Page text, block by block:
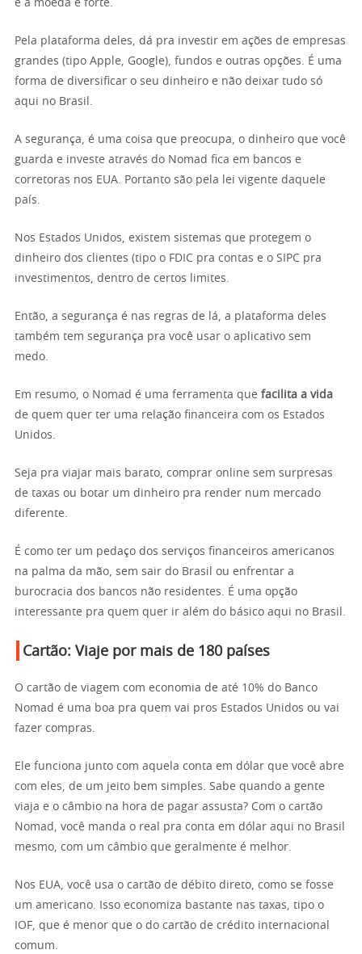
e a moeda é forte.
Pela plataforma deles, dá pra investir em ações de empresas
grandes (tipo Apple, Google), fundos e outras opções. É uma
forma de diversificar o seu dinheiro e não deixar tudo só
aqui no Brasil.
A segurança, é uma coisa que preocupa, o dinheiro que você
guarda e investe através do Nomad fica em bancos e
corretoras nos EUA. Portanto são pela lei vigente daquele
país.
Nos Estados Unidos, existem sistemas que protegem o
dinheiro dos clientes (tipo o FDIC pra contas e o SIPC pra
investimentos, dentro de certos limites.
Então, a segurança é nas regras de lá, a plataforma deles
também tem segurança pra você usar o aplicativo sem
medo.
Em resumo, o Nomad é uma ferramenta que facilita a vida
de quem quer ter uma relação financeira com os Estados
Unidos.
Seja pra viajar mais barato, comprar online sem surpresas
de taxas ou botar um dinheiro pra render num mercado
diferente.
É como ter um pedaço dos serviços financeiros americanos
na palma da mão, sem sair do Brasil ou enfrentar a
burocracia dos bancos não residentes. É uma opção
interessante pra quem quer ir além do básico aqui no Brasil.
Cartão: Viaje por mais de 180 países
O cartão de viagem com economia de até 10% do Banco
Nomad é uma boa pra quem vai pros Estados Unidos ou vai
fazer compras.
Ele funciona junto com aquela conta em dólar que você abre
com eles, de um jeito bem simples. Sabe quando a gente
viaja e o câmbio na hora de pagar assusta? Com o cartão
Nomad, você manda o real pra conta em dólar aqui no Brasil
mesmo, com um câmbio que geralmente é melhor.
Nos EUA, você usa o cartão de débito direto, como se fosse
um americano. Isso economiza bastante nas taxas, tipo o
IOF, que é menor que o do cartão de crédito internacional
comum.